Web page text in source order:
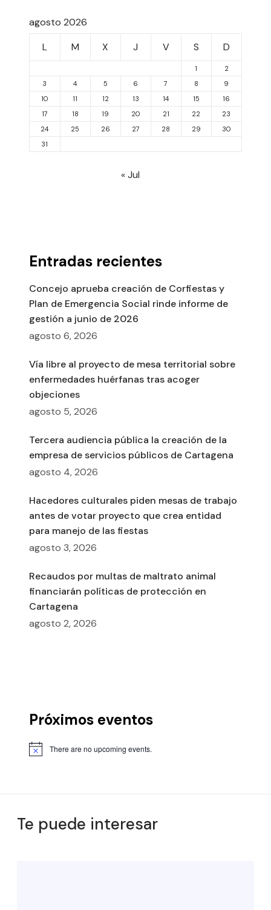
agosto 2026
L
M X J V S D
1
2
3
4 5 6 7 8
9
10
11 12 13 14 15
16
17
18 19 20 21 22
23
24
25 26 27 28 29
30
31
« Jul
Entradas recientes
Concejo aprueba creación de Corfiestas y
Plan de Emergencia Social rinde informe de
gestión a junio de 2026
agosto 6, 2026
Vía libre al proyecto de mesa territorial sobre
enfermedades huérfanas tras acoger
objeciones
agosto 5, 2026
Tercera audiencia pública la creación de la
empresa de servicios públicos de Cartagena
agosto 4, 2026
Hacedores culturales piden mesas de trabajo
antes de votar proyecto que crea entidad
para manejo de las fiestas
agosto 3, 2026
Recaudos por multas de maltrato animal
financiarán políticas de protección en
Cartagena
agosto 2, 2026
Próximos eventos
There are no upcoming events.
Te puede interesar